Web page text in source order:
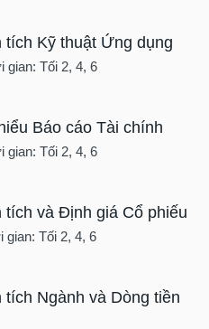
tích Kỹ thuật Ứng dụng
gian: Tối 2, 4, 6
Báo cáo Tài chính
gian: Tối 2, 4, 6
tích và Định giá Cổ phiếu
gian: Tối 2, 4, 6
Ngành và Dòng tiền